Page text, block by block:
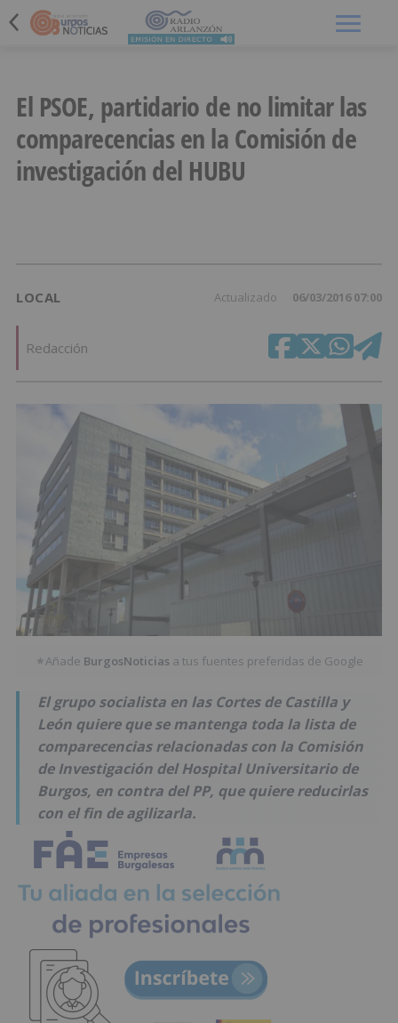
El PSOE, partidario de no limitar las
comparecencias en la Comisión de
investigación del HUBU
LOCAL Actualizado 06/03/2016 07:00
Redacción
★Añade BurgosNoticias a tus fuentes preferidas de Google
El grupo socialista en las Cortes de Castilla y
León quiere que se mantenga toda la lista de
comparecencias relacionadas con la Comisión
de Investigación del Hospital Universitario de
Burgos, en contra del PP, que quiere reducirlas
con el fin de agilizarla.